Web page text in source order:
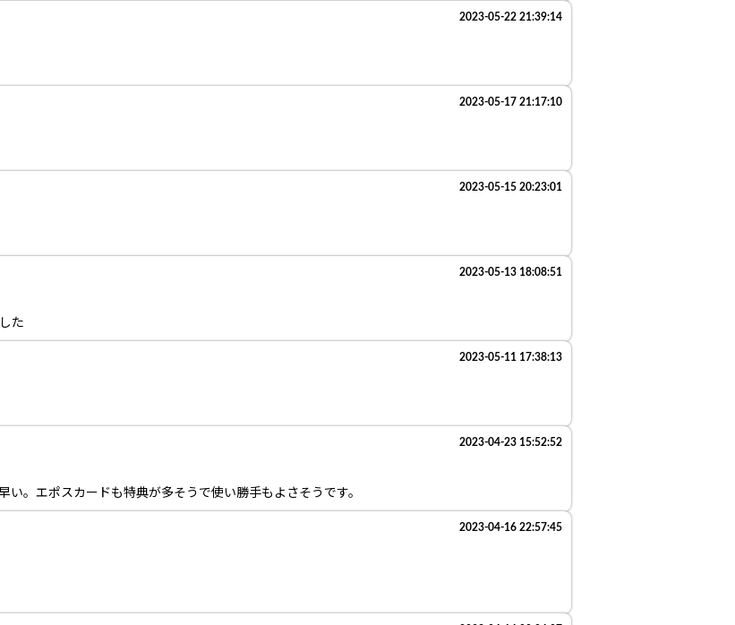
2023-05-22 21:39:14
2023-05-17 21:17:10
2023-05-15 20:23:01
2023-05-13 18:08:51
た
2023-05-11 17:38:13
2023-04-23 15:52:52
。エポスカードも特典が多そうで使い勝手もよさそうです。
2023-04-16 22:57:45